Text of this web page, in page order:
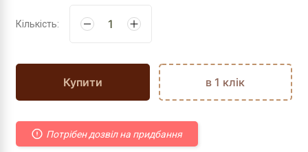
Кількість:
Купити в 1 клік
Потрібен дозвіл на придбання